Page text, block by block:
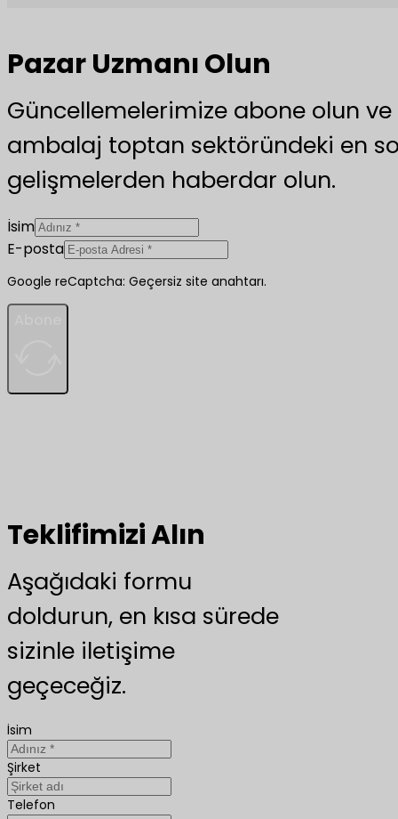
Pazar Uzmanı Olun
Güncellemelerimize abone olun
ambalaj toptan sektöründeki en
gelişmelerden haberdar olun.
İsim
E-posta
Google reCaptcha: Geçersiz site anahtarı.
Teklifimizi Alın
Aşağıdaki formu
doldurun, en kısa sürede
sizinle iletişime
geçeceğiz.
İsim
Şirket
Telefon